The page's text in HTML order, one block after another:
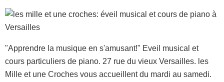
"Apprendre la musique en s'amusant!" Eveil musical et
cours particuliers de piano. 27 rue du vieux Versailles. les
Mille et une Croches vous accueillent du mardi au samedi.